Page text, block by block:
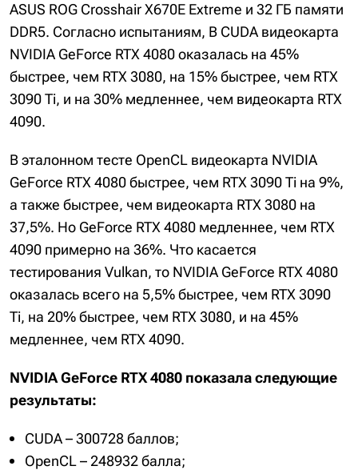
ASUS ROG Crosshair X670E Extreme и 32 ГБ памяти
DDR5. Согласно испытаниям, В CUDA видеокарта
NVIDIA GeForce RTX 4080 оказалась на 45%
быстрее, чем RTX 3080, на 15% быстрее, чем RTX
3090 Ti, и на 30% медленнее, чем видеокарта RTX
4090.
В эталонном тесте OpenCL видеокарта NVIDIA
GeForce RTX 4080 быстрее, чем RTX 3090 Ti на 9%,
а также быстрее, чем видеокарта RTX 3080 на
37,5%. Но GeForce RTX 4080 медленнее, чем RTX
4090 примерно на 36%. Что касается
тестирования Vulkan, то NVIDIA GeForce RTX 4080
оказалась всего на 5,5% быстрее, чем RTX 3090
Ti, на 20% быстрее, чем RTX 3080, и на 45%
медленнее, чем RTX 4090.
NVIDIA GeForce RTX 4080 показала следующие
результаты:
CUDA – 300728 баллов;
OpenCL – 248932 балла;